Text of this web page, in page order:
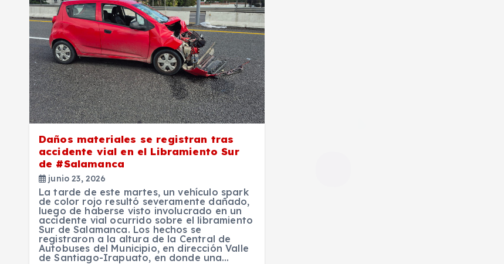
Daños materiales se registran tras
accidente vial en el Libramiento Sur
de #Salamanca
junio 23, 2026
La tarde de este martes, un vehículo spark
de color rojo resultó severamente dañado,
luego de haberse visto involucrado en un
accidente vial ocurrido sobre el libramiento
Sur de Salamanca. Los hechos se
registraron a la altura de la Central de
Autobuses del Municipio, en dirección Valle
de Santiago-Irapuato, en donde una…